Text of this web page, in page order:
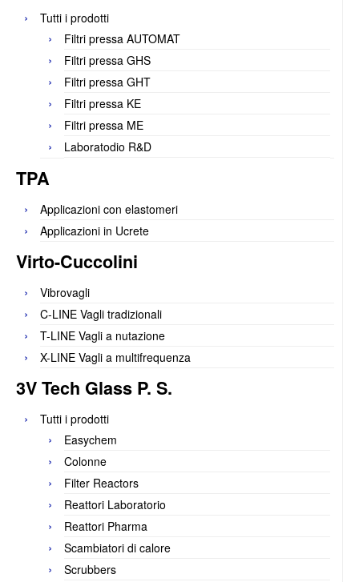
Tutti i prodotti
Filtri pressa AUTOMAT
Filtri pressa GHS
Filtri pressa GHT
Filtri pressa KE
Filtri pressa ME
Laboratodio R&D
TPA
Applicazioni con elastomeri
Applicazioni in Ucrete
Virto-Cuccolini
Vibrovagli
C-LINE Vagli tradizionali
T-LINE Vagli a nutazione
X-LINE Vagli a multifrequenza
3V Tech Glass P. S.
Tutti i prodotti
Easychem
Colonne
Filter Reactors
Reattori Laboratorio
Reattori Pharma
Scambiatori di calore
Scrubbers